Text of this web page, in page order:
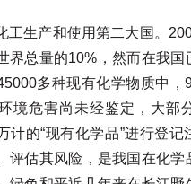
工生产和使用第二大国。
界总量的10%，然而在我国
多种现有化学物质中，
境危害尚未经鉴定，大部
计的“现有化学品”进行登记
评估其风险，是我国在化学